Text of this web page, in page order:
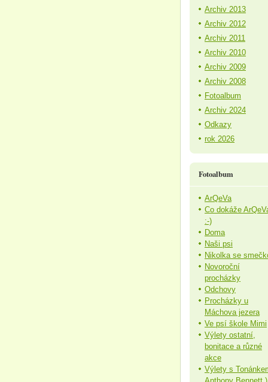
Archiv 2013
Archiv 2012
Archiv 2011
Archiv 2010
Archiv 2009
Archiv 2008
Fotoalbum
Archiv 2024
Odkazy
rok 2026
Fotoalbum
ArQeVa
Co dokáže
:-)
Doma
Naši psi
Nikolka se
Novoroční
procházky
Odchovy
Procházky u
Máchova jezera
Ve psí škole Mimi
Výlety ostatní,
bonitace a různé
akce
Výlety s